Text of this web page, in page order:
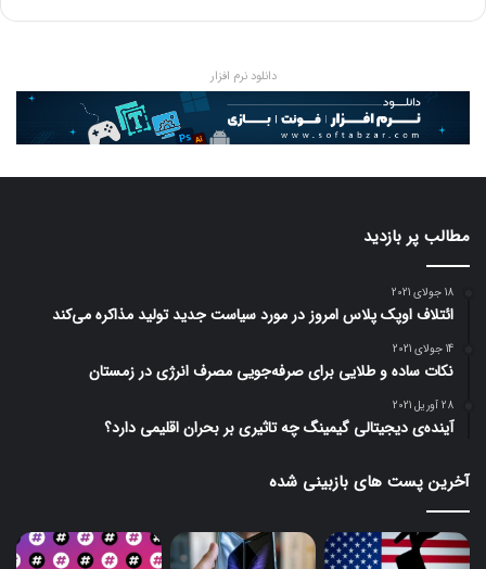
دانلود نرم افزار
مطالب پر بازدید
18 جولای 2021
ائتلاف اوپک پلاس امروز در مورد سیاست جدید تولید مذاکره می‌کند
14 جولای 2021
نکات ساده و طلایی برای صرفه‌جویی مصرف انرژی در زمستان
28 آوریل 2021
آینده‌ی دیجیتالی گیمینگ چه تاثیری بر بحران اقلیمی دارد؟
آخرین پست های بازبینی شده